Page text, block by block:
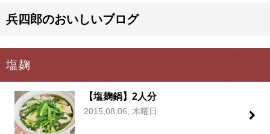
兵四郎のおいしいブログ
塩麹
【塩麹鍋】2人分
2015,08,06, 木曜日